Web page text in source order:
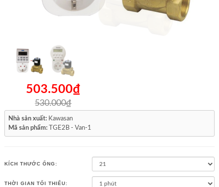
503.500₫
530.000₫
Nhà sản xuất: Kawasan
Mã sản phẩm:
TGE2B - Van-1
KÍCH THƯỚC ỐNG:
THỜI GIAN TỐI THIỂU: